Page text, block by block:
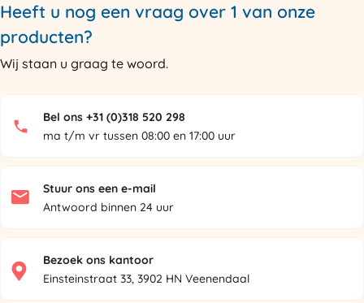
Heeft u nog een vraag over 1 van onze
producten?
Wij staan u graag te woord.
Bel ons +31 (0)318 520 298
ma t/m vr tussen 08:00 en 17:00 uur
Stuur ons een e-mail
Antwoord binnen 24 uur
Bezoek ons kantoor
Einsteinstraat 33, 3902 HN Veenendaal